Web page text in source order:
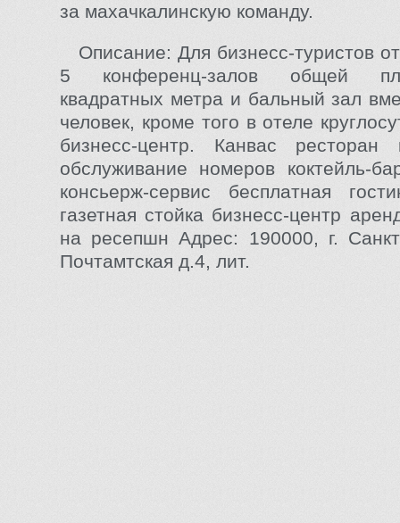
за махачкалинскую команду.
Описание: Для бизнесс-туристов
5 конференц-залов общей
квадратных метра и бальный зал
человек, кроме того в отеле
бизнесс-центр. Канвас ресторан
обслуживание номеров коктейль-
консьерж-сервис бесплатная
газетная стойка бизнесс-центр
на ресепшн Адрес: 190000, г.
Почтамтская д.4, лит.